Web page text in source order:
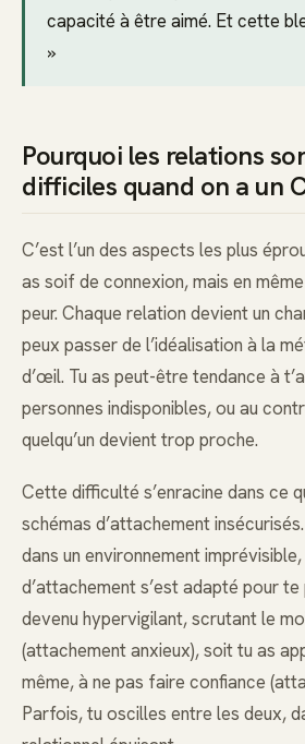
capacité à être aimé. Et cette
»
Pourquoi les relations
difficiles quand on a un
C’est l’un des aspects les plus
as soif de connexion, mais en
peur. Chaque relation devient un
peux passer de l’idéalisation à la
d’œil. Tu as peut-être tendance à
personnes indisponibles, ou au
quelqu’un devient trop proche.
Cette difficulté s’enracine dans ce
schémas d’attachement
dans un environnement
d’attachement s’est adapté pour
devenu hypervigilant, scrutant le
(attachement anxieux), soit tu as
même, à ne pas faire confiance
Parfois, tu oscilles entre les deux,